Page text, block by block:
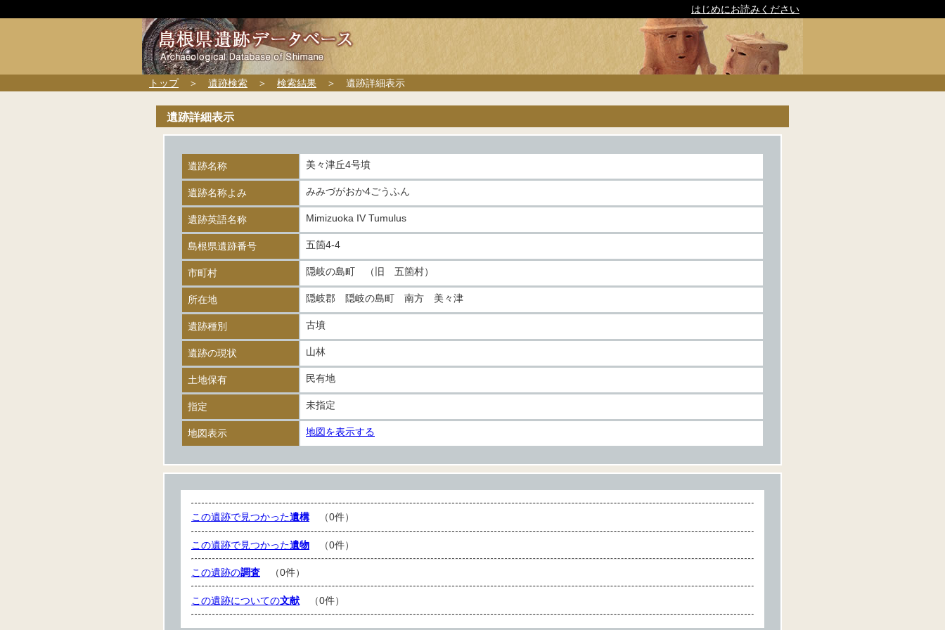
はじめにお読みください
トップ＞ 遺跡検索 ＞ 検索結果 ＞ 遺跡詳細表示
遺跡詳細表示
遺跡名称 美々津丘4号墳
遺跡名称よみ みみづがおか4ごうふん
遺跡英語名称 Mimizuoka IV Tumulus
島根県遺跡番号 五箇4-4
市町村 隠岐の島町 （旧 五箇村）
所在地 隠岐郡 隠岐の島町 南方 美々津
遺跡種別 古墳
遺跡の現状 山林
土地保有 民有地
指定 未指定
地図表示 地図を表示する
この遺跡で見つかった遺構（0件）
この遺跡で見つかった遺物 （0件）
この遺跡の調査 （0件）
この遺跡についての文献 （0件）